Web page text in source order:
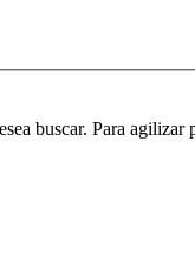
buscar. Para